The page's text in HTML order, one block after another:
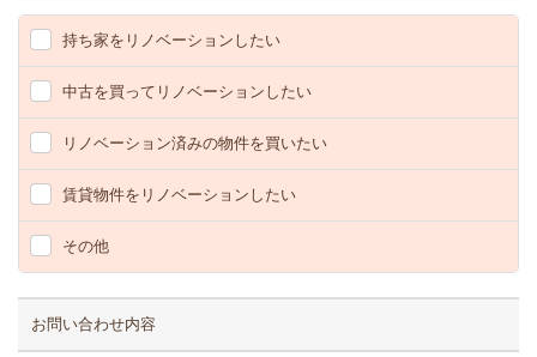
持ち家をリノベーションしたい
中古を買ってリノベーションしたい
リノベーション済みの物件を買いたい
賃貸物件をリノベーションしたい
その他
お問い合わせ内容